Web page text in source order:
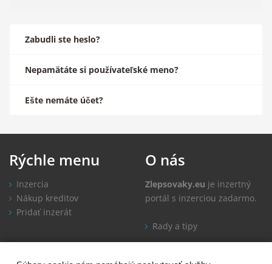
Zabudli ste heslo?
Nepamätáte si používateľské meno?
Ešte nemáte účet?
Rýchle menu
Inzercia
Nákup kreditov
Pridať inzerát
O nás
Zlepsovaky.eu je inzertný
portál s inzerciou zadarmo.
Rady a tipy
Informácie Kontakt